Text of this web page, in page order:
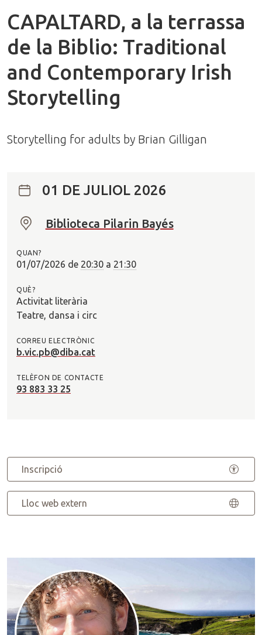
CAPALTARD, a la terrassa
de la Biblio: Traditional
and Contemporary Irish
Storytelling
Storytelling for adults by Brian Gilligan
01 DE JULIOL 2026
O
?
Biblioteca Pilarin Bayés
QUAN?
01/07/2026 de 20:30 a 21:30
QUÈ?
Activitat literària
Teatre, dansa i circ
CORREU ELECTRÒNIC
b.vic.pb@diba.cat
TELÈFON DE CONTACTE
93 883 33 25
Inscripció
Lloc web extern